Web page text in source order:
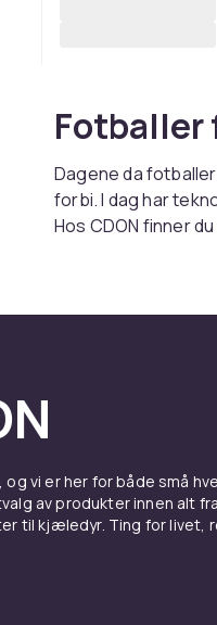
Fotballer
Dagene da
forbi. I dag har
Hos CDON finner
Velg
brukes av voksne
mest mulig ut av
vi er her for både små
av produkter innen alt
til kjæledyr. Ting for livet,